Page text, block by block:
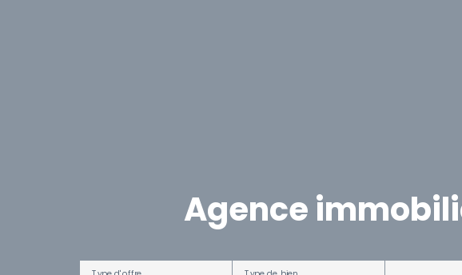
Agence